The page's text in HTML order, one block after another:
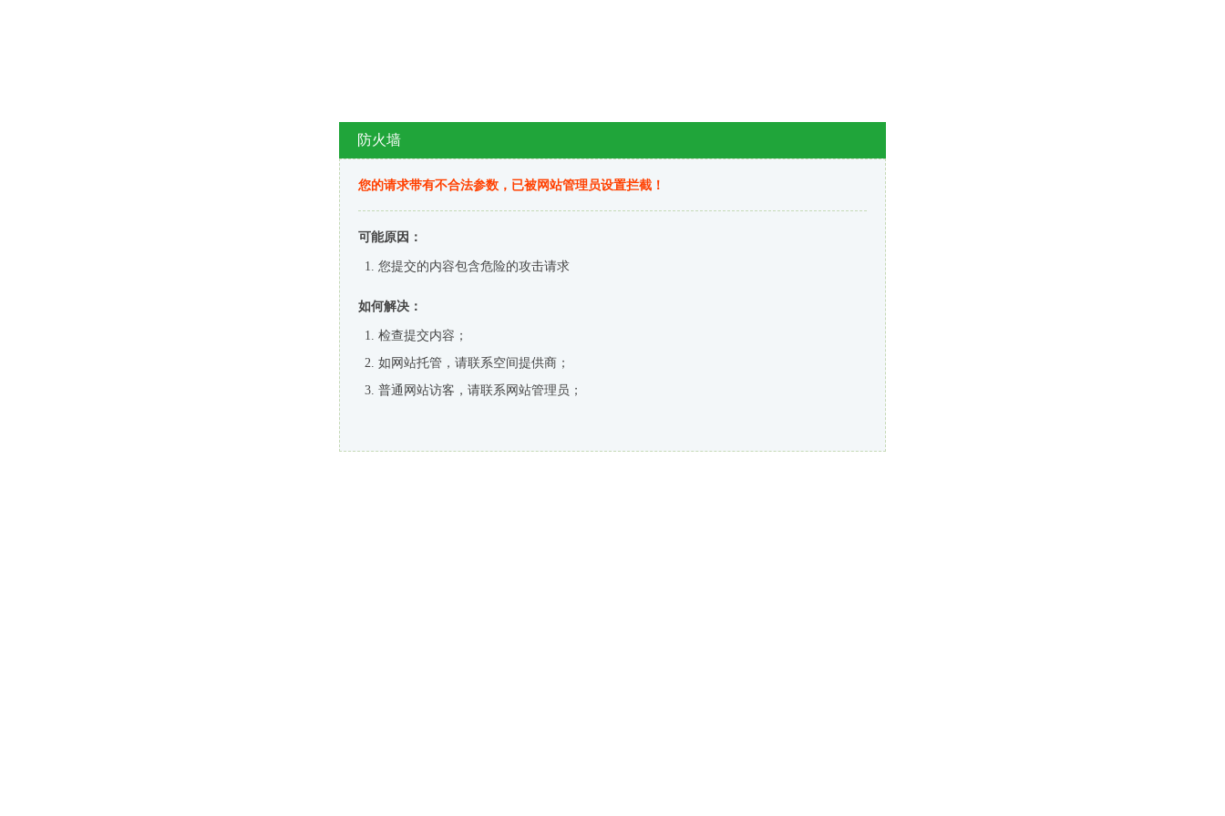
防火墙
您的请求带有不合法参数，已被网站管理员设置拦截！
可能原因：
您提交的内容包含危险的攻击请求
如何解决：
检查提交内容；
如网站托管，请联系空间提供商；
普通网站访客，请联系网站管理员；